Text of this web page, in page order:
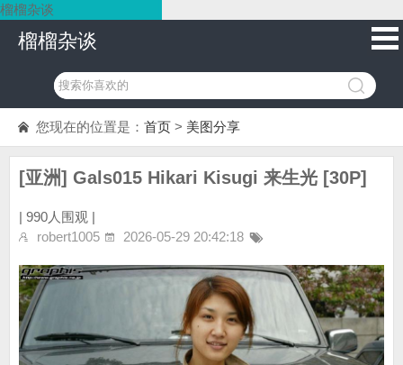
榴榴杂谈
榴榴杂谈
您现在的位置是： 首页 > 美图分享
[亚洲] Gals015 Hikari Kisugi 来生光 [30P]
| 990人围观 |
robert1005
2026-05-29 20:42:18